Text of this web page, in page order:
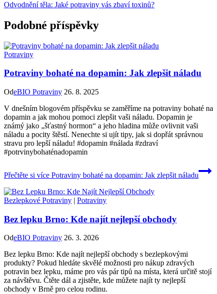
Odvodnění těla: Jaké potraviny vás zbaví toxinů?
Podobné příspěvky
Potraviny
Potraviny bohaté na dopamin: Jak zlepšit náladu
OdeBIO Potraviny 26. 8. 2025
V dnešním blogovém příspěvku se zaměříme na potraviny bohaté na
dopamin a jak mohou pomoci zlepšit vaši náladu. Dopamin je
známý jako „šťastný hormon“ a jeho hladina může ovlivnit vaši
náladu a pocity štěstí. Nenechte si ujít tipy, jak si dopřát správnou
stravu pro lepší náladu! #dopamin #nálada #zdraví
#potrvinybohaténadopamin
Přečtěte si více Potraviny bohaté na dopamin: Jak zlepšit náladu
Bezlepkové Potraviny | Potraviny
Bez lepku Brno: Kde najít nejlepší obchody
OdeBIO Potraviny 26. 3. 2026
Bez lepku Brno: Kde najít nejlepší obchody s bezlepkovými
produkty? Pokud hledáte skvělé možnosti pro nákup zdravých
potravin bez lepku, máme pro vás pár tipů na místa, která určitě stojí
za návštěvu. Čtěte dál a zjistěte, kde můžete najít ty nejlepší
obchody v Brně pro celou rodinu.